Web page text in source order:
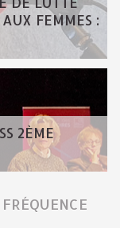
FEMMES :
2ÈME